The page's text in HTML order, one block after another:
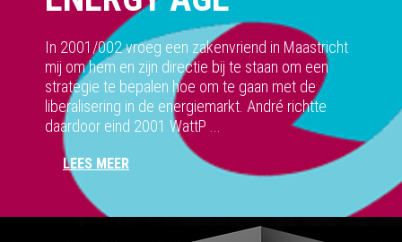
In 2001/002 vroeg een zakenvriend in Maastricht
mij om hem en zijn directie bij te staan om een
strategie te bepalen hoe om te gaan met de
liberalisering in de energiemarkt. André richtte
daardoor eind 2001 WattP ...
LEES MEER